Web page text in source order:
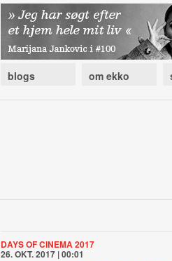
blogs om ekko
DAYS OF CINEMA 2017
26. OKT. 2017 | 00:01